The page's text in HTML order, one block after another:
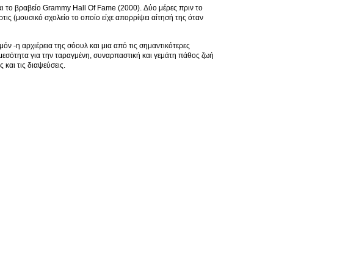
το βραβείο Grammy Hall Of Fame (2000). Δύο μέρες πριν το
(μουσικό σχολείο το οποίο είχε απορρίψει αίτησή της όταν
-η αρχιέρεια της σόουλ και μια από τις σημαντικότερες
για την ταραγμένη, συναρπαστική και γεμάτη πάθος ζωή
τις διαψεύσεις.